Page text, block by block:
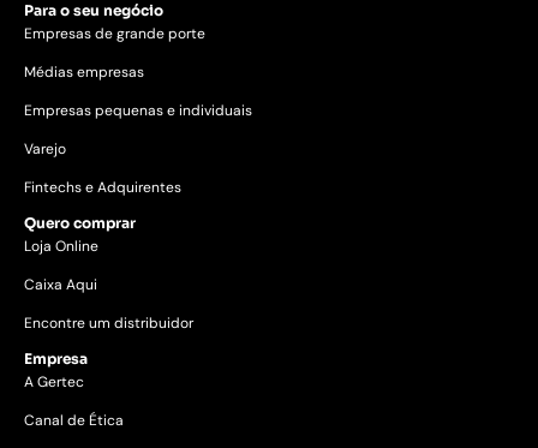
Para o seu negócio
Empresas de grande porte
Médias empresas
Empresas pequenas e individuais
Varejo
Fintechs e Adquirentes
Quero comprar
Loja Online
Caixa Aqui
Encontre um distribuidor
Empresa
A Gertec
Canal de Ética